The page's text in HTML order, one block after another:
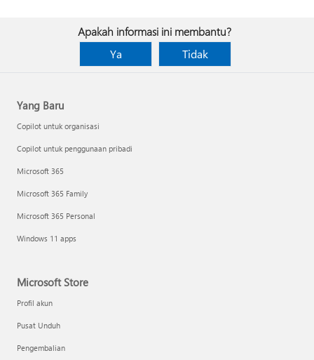
Apakah informasi ini membantu?
Ya
Tidak
Yang Baru
Copilot untuk organisasi
Copilot untuk penggunaan pribadi
Microsoft 365
Microsoft 365 Family
Microsoft 365 Personal
Windows 11 apps
Microsoft Store
Profil akun
Pusat Unduh
Pengembalian